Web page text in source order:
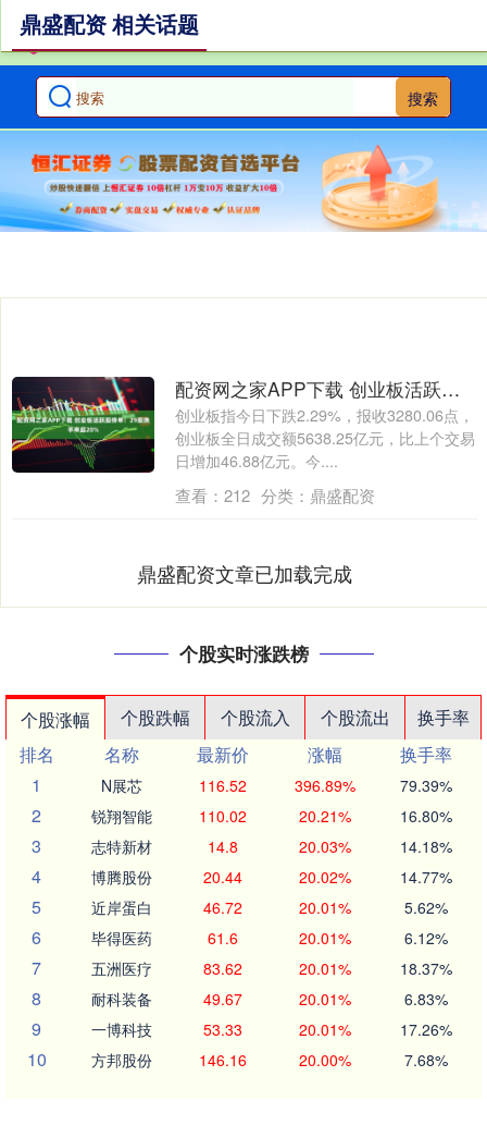
搜索
鼎盛配资 相关话题
配资网之家APP下载 创业板活跃股榜单：29股换手率超20%
创业板指今日下跌2.29%，报收3280.06点，
创业板全日成交额5638.25亿元，比上个交易
日增加46.88亿元。今....
查看： 212 分类： 鼎盛配资
鼎盛配资文章已加载完成
个股实时涨跌榜
个股涨幅 个股跌幅 个股流入 个股流出
换手率
排名
名称 最新价 涨幅
换手率
1
N展芯 116.52 396.89% 79.39%
2 锐翔智能 110.02 20.21% 16.80%
3 志特新材 14.8 20.03% 14.18%
4 博腾股份 20.44 20.02% 14.77%
5 近岸蛋白 46.72 20.01% 5.62%
6 毕得医药 61.6 20.01% 6.12%
7 五洲医疗 83.62 20.01% 18.37%
8 耐科装备 49.67 20.01% 6.83%
9 一博科技 53.33 20.01% 17.26%
10 方邦股份 146.16 20.00% 7.68%